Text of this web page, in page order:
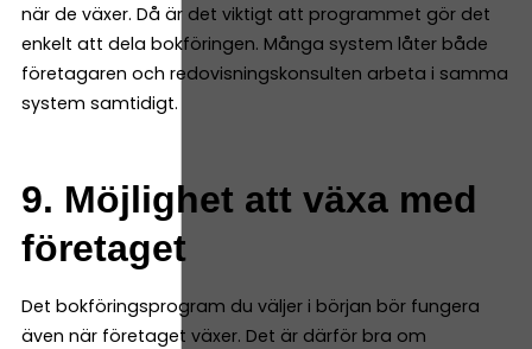
när de växer. Då är det viktigt att programmet gör det
enkelt att dela bokföringen. Många system låter både
företagaren och redovisningskonsulten arbeta i samma
system samtidigt.
9. Möjlighet att växa med
företaget
Det bokföringsprogram du väljer i början bör fungera
även när företaget växer. Det är därför bra om